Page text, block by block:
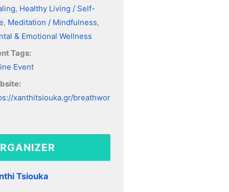
, Healthy Living / Self-
, Meditation / Mindfulness,
& Emotional Wellness
Tags:
Event
xanthitsiouka.gr/breathwor
Tsiouka